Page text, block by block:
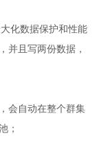
化数据保护和性能
并且写两份数据，
会自动在整个群集
；